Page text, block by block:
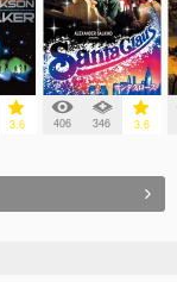
3.6 406 346 3.6